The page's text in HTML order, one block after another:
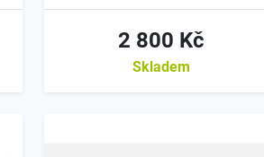
2 800 Kč
Skladem